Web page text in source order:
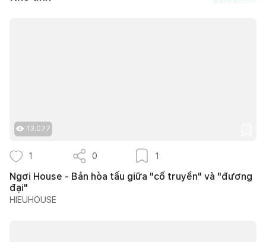
13.077
1 0 1
Ngơi House - Bản hòa tấu giữa "cổ truyền" và "đương
đại"
HIEUHOUSE